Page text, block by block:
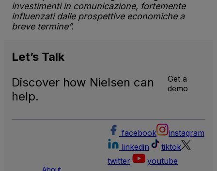
investimenti in comunicazione, fortemente
influenzati dalle prospettive economiche a
breve termine”.
Let’s Talk
Discover how Nielsen can
help.
Get a
demo
facebook
instagram
linkedin
tiktok
twitter
youtube